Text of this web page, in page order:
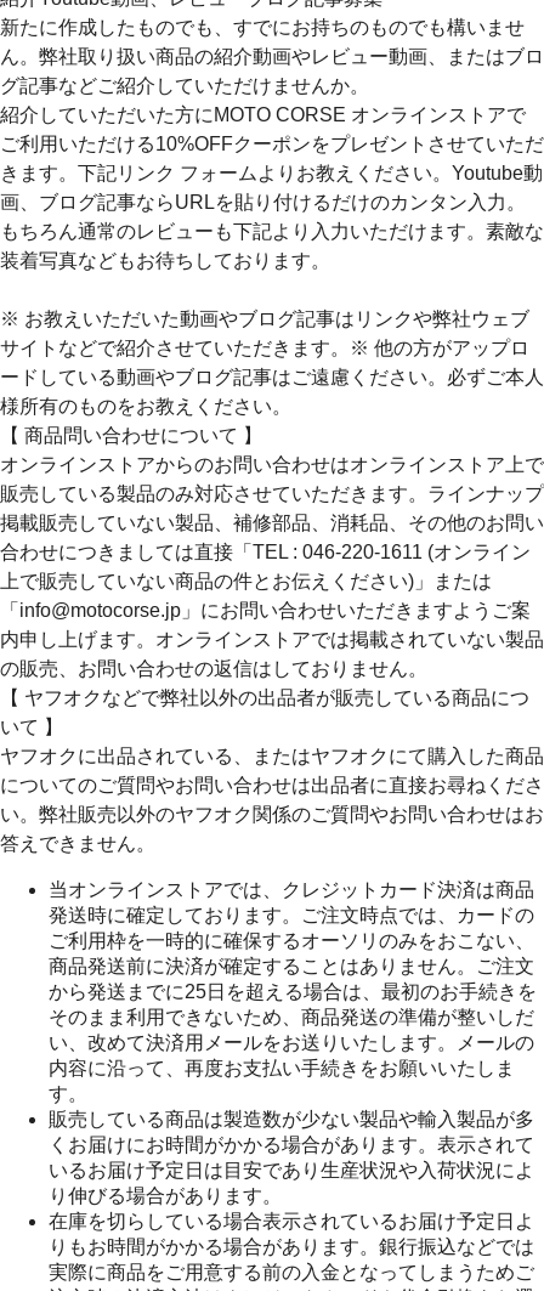
新たに作成したものでも、すでにお持ちのものでも構いませ
ん。弊社取り扱い商品の紹介動画やレビュー動画、またはブロ
グ記事などご紹介していただけませんか。
紹介していただいた方にMOTO CORSE オンラインストアで
ご利用いただける10%OFFクーポンをプレゼントさせていただ
きます。下記リンク フォームよりお教えください。Youtube動
画、ブログ記事ならURLを貼り付けるだけのカンタン入力。
もちろん通常のレビューも下記より入力いただけます。素敵な
装着写真などもお待ちしております。
※ お教えいただいた動画やブログ記事はリンクや弊社ウェブ
サイトなどで紹介させていただきます。※ 他の方がアップロ
ードしている動画やブログ記事はご遠慮ください。必ずご本人
様所有のものをお教えください。
【 商品問い合わせについて 】
オンラインストアからのお問い合わせはオンラインストア上で
販売している製品のみ対応させていただきます。ラインナップ
掲載販売していない製品、補修部品、消耗品、その他のお問い
合わせにつきましては直接「TEL : 046-220-1611 (オンライン
上で販売していない商品の件とお伝えください)」または
「info@motocorse.jp」にお問い合わせいただきますようご案
内申し上げます。オンラインストアでは掲載されていない製品
の販売、お問い合わせの返信はしておりません。
【 ヤフオクなどで弊社以外の出品者が販売している商品につ
いて 】
ヤフオクに出品されている、またはヤフオクにて購入した商品
についてのご質問やお問い合わせは出品者に直接お尋ねくださ
い。弊社販売以外のヤフオク関係のご質問やお問い合わせはお
答えできません。
当オンラインストアでは、クレジットカード決済は商品
発送時に確定しております。ご注文時点では、カードの
ご利用枠を一時的に確保するオーソリのみをおこない、
商品発送前に決済が確定することはありません。ご注文
から発送までに25日を超える場合は、最初のお手続きを
そのまま利用できないため、商品発送の準備が整いしだ
い、改めて決済用メールをお送りいたします。メールの
内容に沿って、再度お支払い手続きをお願いいたしま
す。
販売している商品は製造数が少ない製品や輸入製品が多
くお届けにお時間がかかる場合があります。表示されて
いるお届け予定日は目安であり生産状況や入荷状況によ
り伸びる場合があります。
在庫を切らしている場合表示されているお届け予定日よ
りもお時間がかかる場合があります。銀行振込などでは
実際に商品をご用意する前の入金となってしまうためご